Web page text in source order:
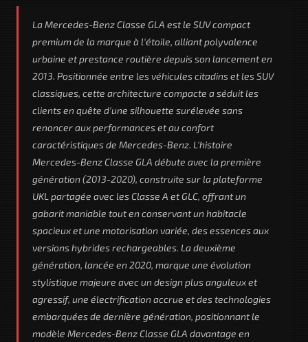
La Mercedes-Benz Classe GLA est le SUV compact
premium de la marque à l'étoile, alliant polyvalence
urbaine et prestance routière depuis son lancement en
2013. Positionnée entre les véhicules citadins et les SUV
classiques, cette architecture compacte a séduit les
clients en quête d'une silhouette surélevée sans
renoncer aux performances et au confort
caractéristiques de Mercedes-Benz. L'histoire
Mercedes-Benz Classe GLA débute avec la première
génération (2013-2020), construite sur la plateforme
UKL partagée avec les Classe A et GLC, offrant un
gabarit maniable tout en conservant un habitacle
spacieux et une motorisation variée, des essences aux
versions hybrides rechargeables. La deuxième
génération, lancée en 2020, marque une évolution
stylistique majeure avec un design plus anguleux et
agressif, une électrification accrue et des technologies
embarquées de dernière génération, positionnant le
modèle Mercedes-Benz Classe GLA davantage en